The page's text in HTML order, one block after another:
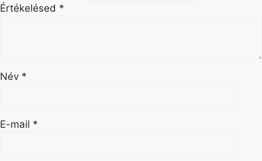
Értékelésed *
Név *
E-mail *